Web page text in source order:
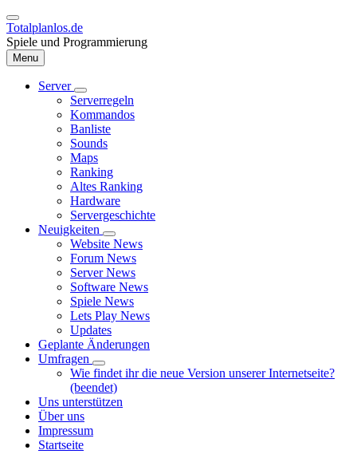
Direkt
zum
Inhalt
Totalplanlos.de
Spiele und Programmierung
Menu
Hauptnavigation
Server
Unternavigation
von
Server
Serverregeln
Kommandos
Banliste
Sounds
Maps
Ranking
Altes Ranking
Hardware
Servergeschichte
Neuigkeiten
Unternavigation
von
Neuigkeiten
Website News
Forum News
Server News
Software News
Spiele News
Lets Play News
Updates
Geplante Änderungen
Umfragen
Unternavigation
von
Umfragen
Wie findet ihr die neue Version unserer Internetseite?
(beendet)
Uns unterstützen
Über uns
Impressum
Startseite